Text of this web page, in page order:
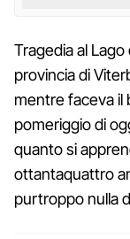
Tragedia al
provincia di
mentre faceva il
pomeriggio di
quanto si
ottantaquattro
purtroppo nulla